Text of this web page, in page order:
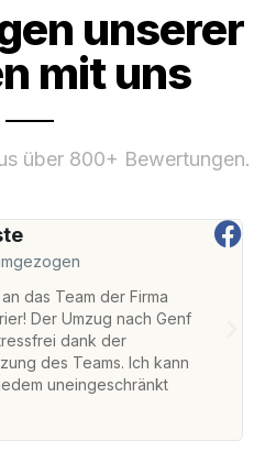
unserer
mit uns
über 800+ Bewertungen.
das Team der Firma
Der Umzug nach Genf
dank der
des Teams. Ich kann
uneingeschränkt